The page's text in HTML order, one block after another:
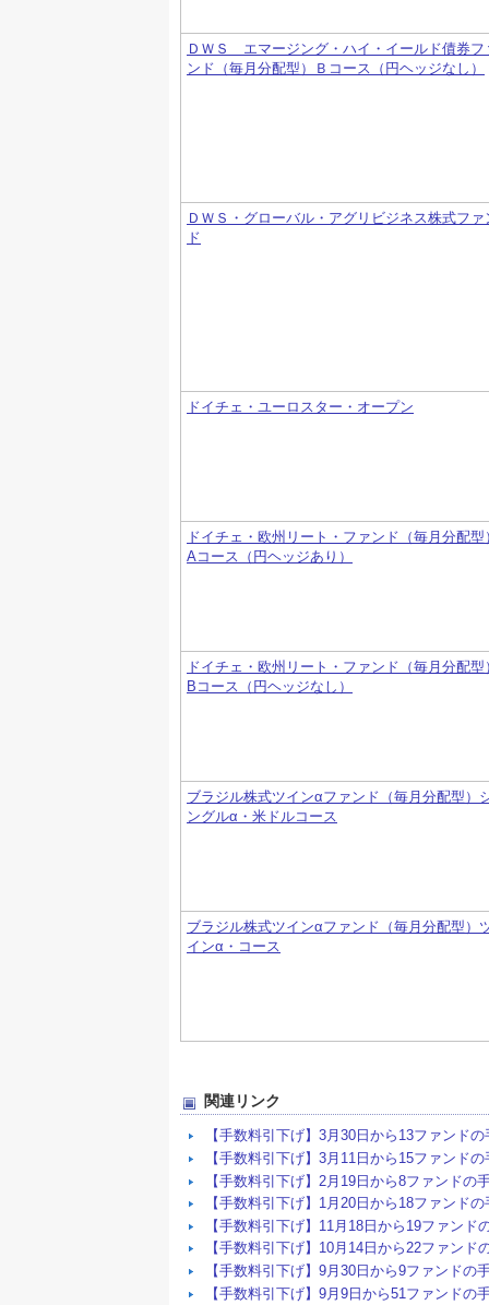
ＤＷＳ エマージング・ハイ・イールド債券フ
ンド（毎月分配型）Ｂコース（円ヘッジなし）
ＤＷＳ・グローバル・アグリビジネス株式ファ
ド
ドイチェ・ユーロスター・オープン
ドイチェ・欧州リート・ファンド（毎月分配型
Aコース（円ヘッジあり）
ドイチェ・欧州リート・ファンド（毎月分配型
Bコース（円ヘッジなし）
ブラジル株式ツインαファンド（毎月分配型）
ングルα・米ドルコース
ブラジル株式ツインαファンド（毎月分配型）
インα・コース
関連リンク
【手数料引下げ】3月30日から13ファンド
【手数料引下げ】3月11日から15ファンド
【手数料引下げ】2月19日から8ファンド
【手数料引下げ】1月20日から18ファンド
【手数料引下げ】11月18日から19ファン
【手数料引下げ】10月14日から22ファン
【手数料引下げ】9月30日から9ファンド
【手数料引下げ】9月9日から51ファンド